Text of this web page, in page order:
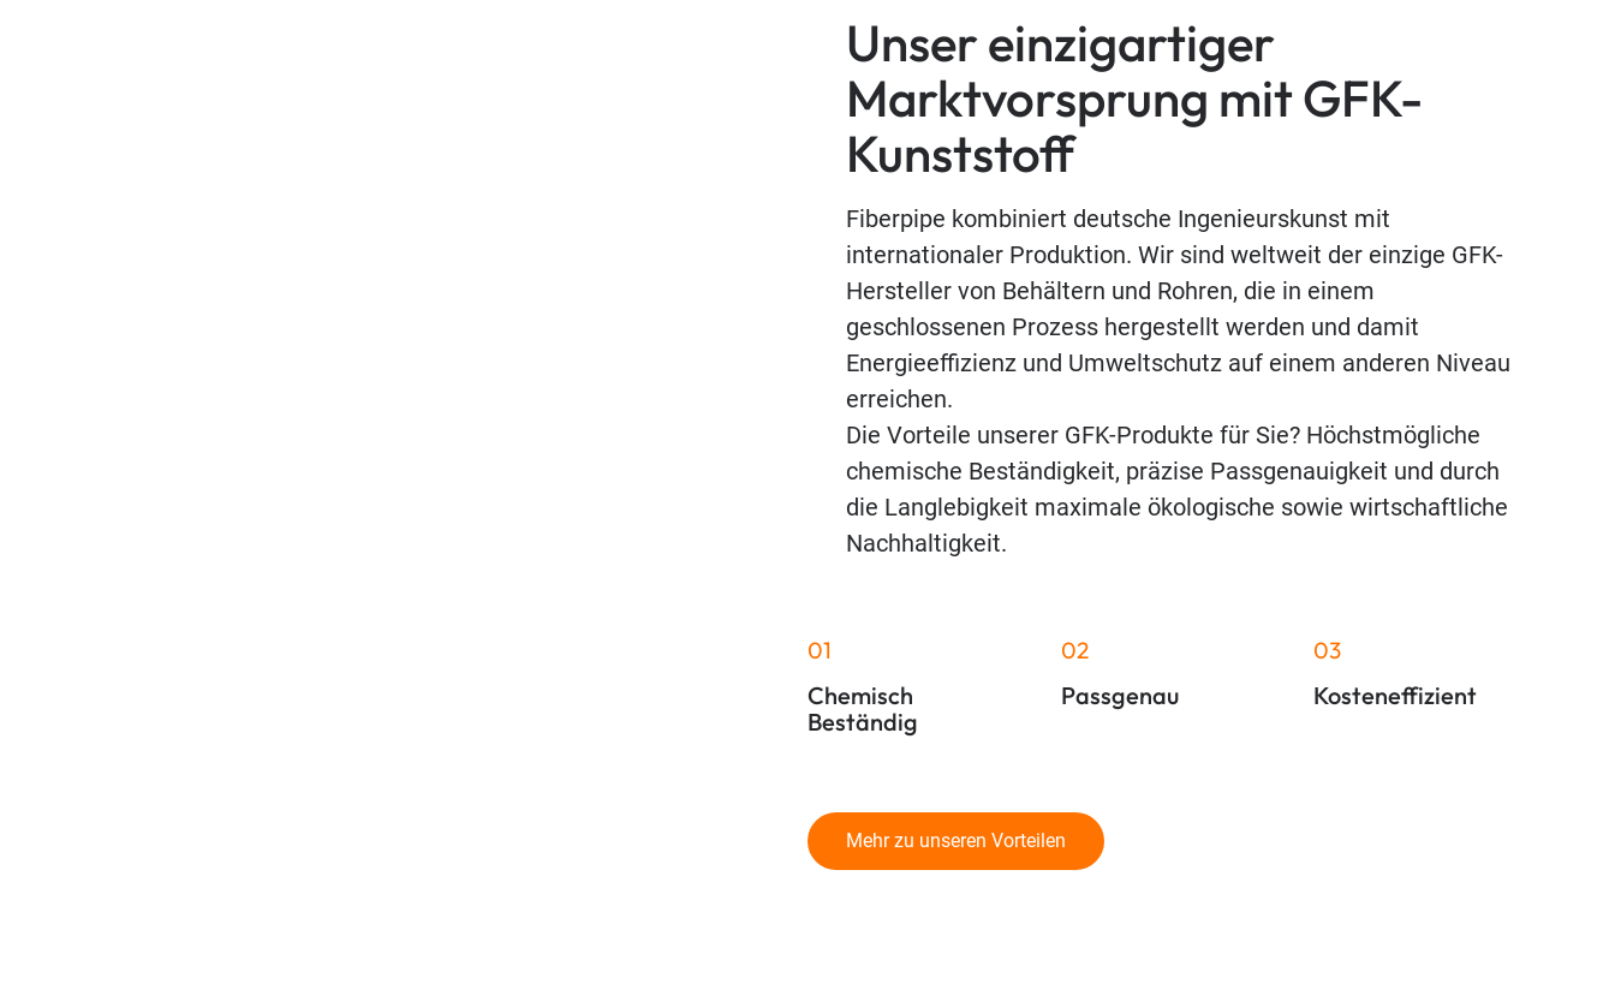
Unser einzigartiger
Marktvorsprung mit GFK-
Kunststoff
Fiberpipe kombiniert deutsche Ingenieurskunst mit
internationaler Produktion. Wir sind weltweit der einzige GFK-
Hersteller von Behältern und Rohren, die in einem
geschlossenen Prozess hergestellt werden und damit
Energieeffizienz und Umweltschutz auf einem anderen Niveau
erreichen.
Die Vorteile unserer GFK-Produkte für Sie? Höchstmögliche
chemische Beständigkeit, präzise Passgenauigkeit und durch
die Langlebigkeit maximale ökologische sowie wirtschaftliche
Nachhaltigkeit.
01
Chemisch
Beständig
02
Passgenau
03
Kosteneffizient
Mehr zu unseren Vorteilen